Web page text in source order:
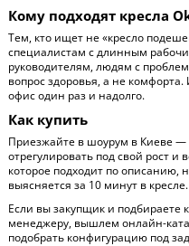
Кому подходят кресла
Тем, кто ищет не «кресло
специалистам с длинным
руководителям, людям с
вопрос здоровья, а не
офис один раз и надолго.
Как купить
Приезжайте в шоурум в Киеве —
отрегулировать под свой рост
которое подходит по описанию,
выясняется за 10 минут в кресле.
Если вы закупщик и
менеджеру, вышлем онлайн-
подобрать конфигурацию под